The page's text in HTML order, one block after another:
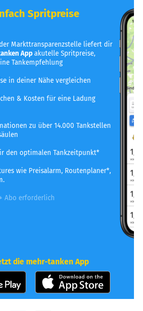
Spritpreise
Markttransparenzstelle liefert dir
Appakutelle Spritpreise,
Tankempfehlung
in deiner Nähe vergleichen
& Kosten für eine Ladung
zu über 14.000 Tankstellen
den optimalen Tankzeitpunkt*
wie Preisalarm, Routenplaner*,
Abo erforderlich
die mehr-tanken App